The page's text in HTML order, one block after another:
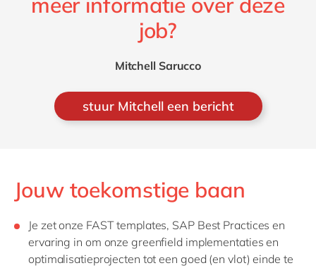
job?
Mitchell Sarucco
stuur Mitchell een bericht
Jouw toekomstige baan
Je zet onze FAST templates, SAP Best Practices en
ervaring in om onze greenfield implementaties en
optimalisatieprojecten tot een goed (en vlot) einde te